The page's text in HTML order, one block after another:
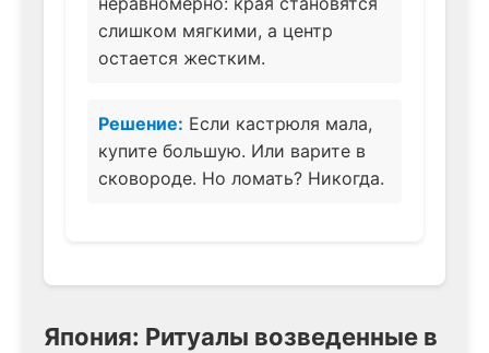
слишком мягкими, а центр
остается жестким.
Решение: Если кастрюля мала,
купите большую. Или варите в
сковороде. Но ломать? Никогда.
Япония: Ритуалы возведенные в